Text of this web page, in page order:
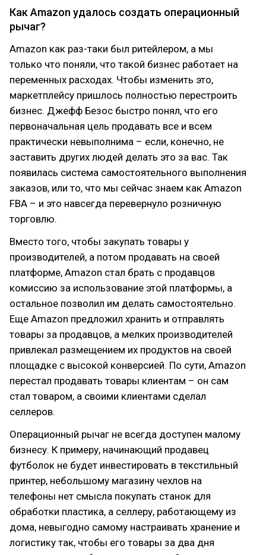
Как Amazon удалось создать операционный
рычаг?
Amazon как раз-таки был ритейлером, а мы
только что поняли, что такой бизнес работает на
переменных расходах. Чтобы изменить это,
маркетплейсу пришлось полностью перестроить
бизнес. Джефф Безос быстро понял, что его
первоначальная цель продавать все и всем
практически невыполнима – если, конечно, не
заставить других людей делать это за вас. Так
появилась система самостоятельного выполнения
заказов, или то, что мы сейчас знаем как Amazon
FBA – и это навсегда перевернуло розничную
торговлю.
Вместо того, чтобы закупать товары у
производителей, а потом продавать на своей
платформе, Amazon стал брать с продавцов
комиссию за использование этой платформы, а
остальное позволил им делать самостоятельно.
Еще Amazon предложил хранить и отправлять
товары за продавцов, а мелких производителей
привлекал размещением их продуктов на своей
площадке с высокой конверсией. По сути, Amazon
перестал продавать товары клиентам – он сам
стал товаром, а своими клиентами сделал
селлеров.
Операционный рычаг не всегда доступен малому
бизнесу. К примеру, начинающий продавец
футболок не будет инвестировать в текстильный
принтер, небольшому магазину чехлов на
телефоны нет смысла покупать станок для
обработки пластика, а селлеру, работающему из
дома, невыгодно самому настраивать хранение и
логистику так, чтобы его товары за два дня